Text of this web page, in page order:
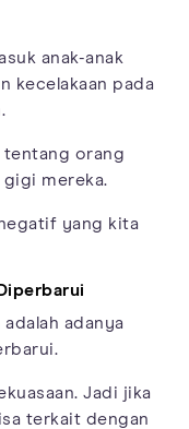
anak-anak
kecelakaan pada
tentang orang
mereka.
yang kita
adanya
Jadi jika
terkait dengan